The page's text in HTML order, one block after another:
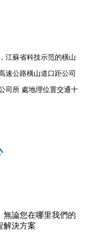
江蘇省科技示范的橫山
速公路橫山道口距公司
司所 處地理位置交通十
無論您在哪里我們的
解決方案